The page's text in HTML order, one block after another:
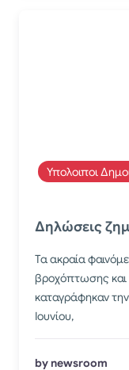
Υπολοιποι
Δηλώσεις
Τα ακραία
βροχόπτωσης
καταγράφηκαν
Ιουνίου,
by newsroom